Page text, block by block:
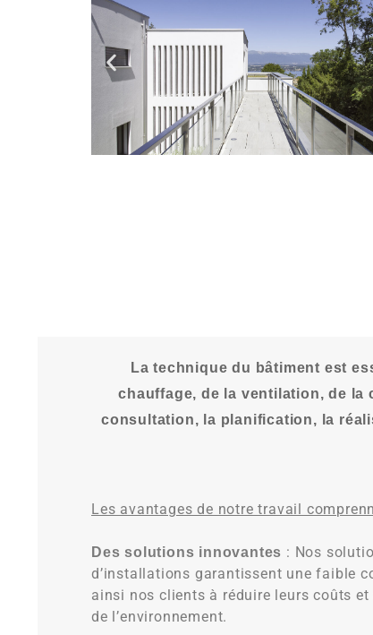
La technique du bâtiment est
chauffage, de la ventilation, de la
consultation, la planification, la
Les avantages de notre travail
Des solutions innovantes : Nos
d’installations garantissent une faible
ainsi nos clients à réduire leurs coûts
de l’environnement.